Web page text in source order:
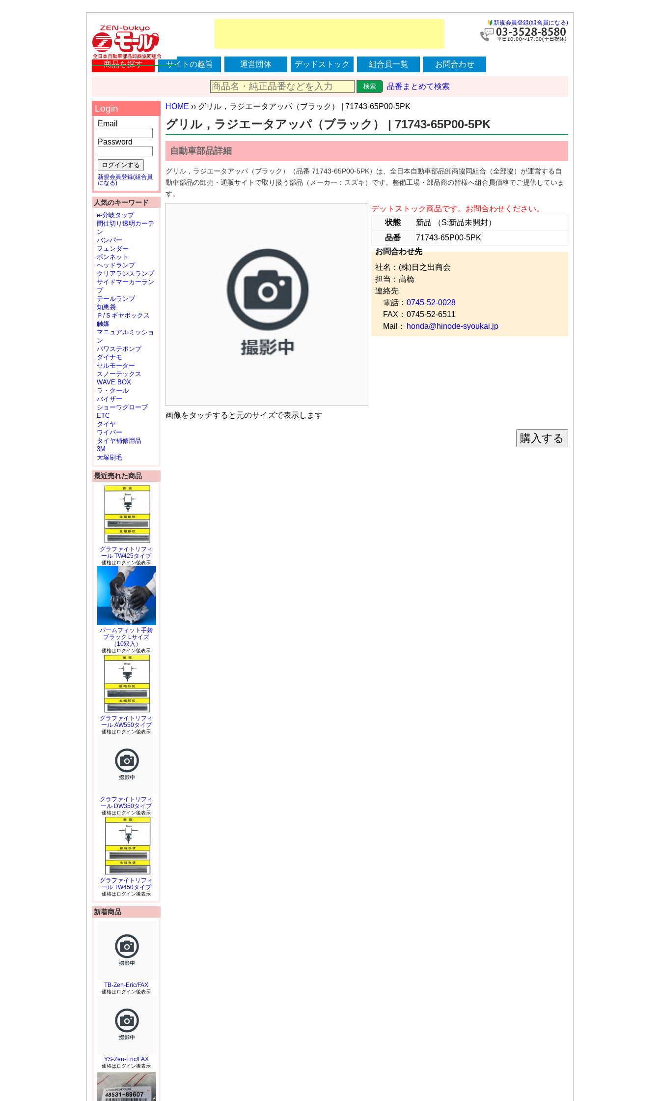
新規会員登録(組合員になる)
商品を探す サイトの趣旨 運営団体 デッドストック 組合員一覧 お問合わせ
検索 品番まとめて検索
HOME ›› グリル，ラジエータアッパ（ブラック） | 71743-65P00-5PK
グリル，ラジエータアッパ（ブラック） | 71743-65P00-5PK
自動車部品詳細
グリル，ラジエータアッパ（ブラック）（品番 71743-65P00-5PK）は、全日本自動車部品卸商協同組合（全部協）が運営する自
動車部品の卸売・通販サイトで取り扱う部品（メーカー：スズキ）です。整備工場・部品商の皆様へ組合員価格でご提供していま
す。
画像をタッチすると元のサイズで表示します
デットストック商品です。お問合わせください。
状態
新品 （S:新品未開封）
品番
71743-65P00-5PK
お問合わせ先
社名：(株)日之出商会
担当：髙橋
連絡先
電話： 0745-52-0028
FAX： 0745-52-6511
Mail：
honda@hinode-syoukai.jp
購入する
Login
Email
Password
ログインする
新規会員登録(組合員
になる)
人気のキーワード
e-分岐タップ
間仕切り透明カーテ
ン
バンパー
フェンダー
ボンネット
ヘッドランプ
クリアランスランプ
サイドマーカーラン
プ
テールランプ
知恵袋
Ｐ/Ｓギヤボックス
触媒
マニュアルミッショ
ン
パワステポンプ
ダイナモ
セルモーター
スノーテックス
WAVE BOX
ラ・クール
バイザー
ショーワグローブ
ETC
タイヤ
ワイパー
タイヤ補修用品
3M
大塚刷毛
最近売れた商品
グラファイトリフィ
ール TW425タイプ
価格はログイン後表示
パームフィット手袋
ブラック Lサイズ
（10双入）
価格はログイン後表示
グラファイトリフィ
ール AW550タイプ
価格はログイン後表示
グラファイトリフィ
ール DW350タイプ
価格はログイン後表示
グラファイトリフィ
ール TW450タイプ
価格はログイン後表示
新着商品
TB-Zen-Eric/FAX
価格はログイン後表示
YS-Zen-Eric/FAX
価格はログイン後表示